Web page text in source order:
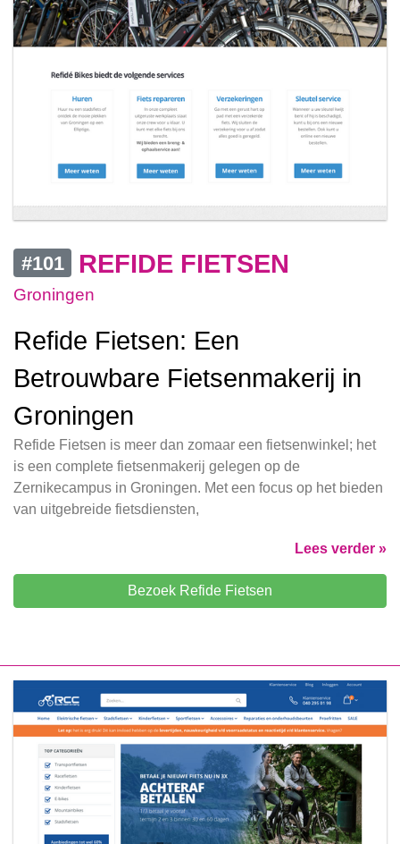
#101 REFIDE FIETSEN
Groningen
Refide Fietsen: Een
Betrouwbare Fietsenmakerij in
Groningen
Refide Fietsen is meer dan zomaar een fietsenwinkel; het
is een complete fietsenmakerij gelegen op de
Zernikecampus in Groningen. Met een focus op het bieden
van uitgebreide fietsdiensten,
Lees verder »
Bezoek Refide Fietsen